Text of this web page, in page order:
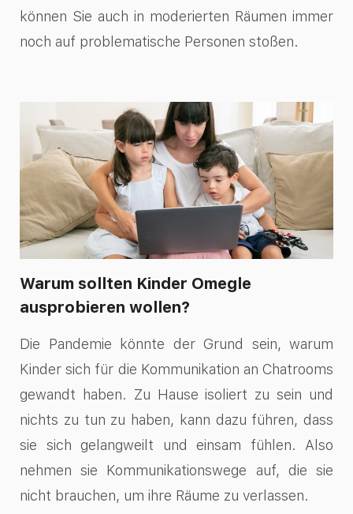
können Sie auch in moderierten Räumen immer
noch auf problematische Personen stoßen.
Warum sollten Kinder Omegle
ausprobieren wollen?
Die Pandemie könnte der Grund sein, warum
Kinder sich für die Kommunikation an Chatrooms
gewandt haben. Zu Hause isoliert zu sein und
nichts zu tun zu haben, kann dazu führen, dass
sie sich gelangweilt und einsam fühlen. Also
nehmen sie Kommunikationswege auf, die sie
nicht brauchen, um ihre Räume zu verlassen.